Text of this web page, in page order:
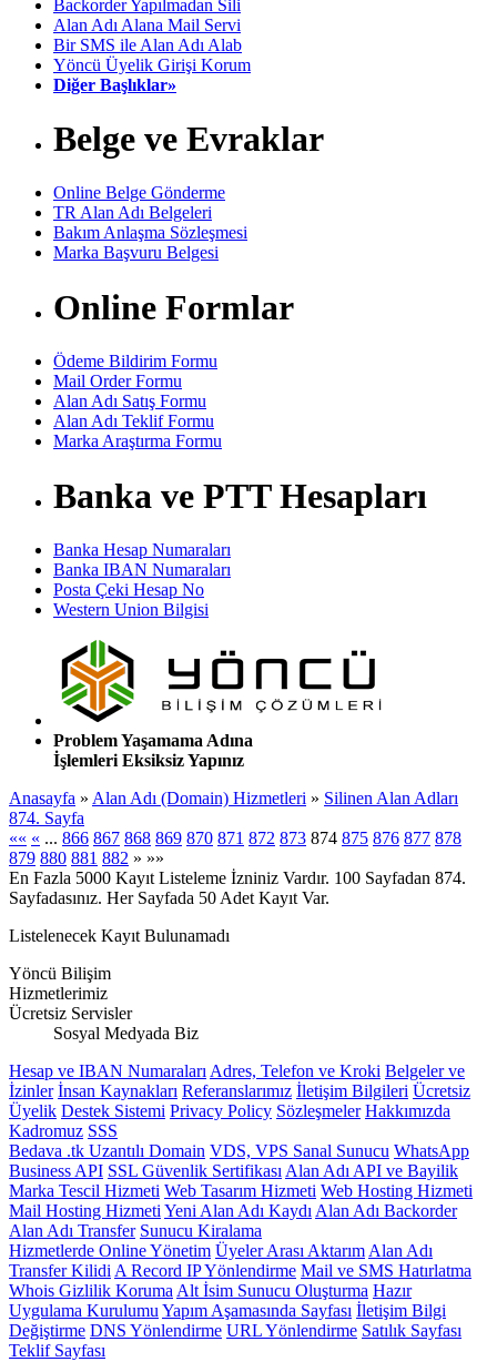
Backorder Yapılmadan Sili
Alan Adı Alana Mail Servi
Bir SMS ile Alan Adı Alab
Yöncü Üyelik Girişi Korum
Diğer Başlıklar»
Belge ve Evraklar
Online Belge Gönderme
TR Alan Adı Belgeleri
Bakım Anlaşma Sözleşmesi
Marka Başvuru Belgesi
Online Formlar
Ödeme Bildirim Formu
Mail Order Formu
Alan Adı Satış Formu
Alan Adı Teklif Formu
Marka Araştırma Formu
Banka ve PTT Hesapları
Banka Hesap Numaraları
Banka IBAN Numaraları
Posta Çeki Hesap No
Western Union Bilgisi
Problem Yaşamama Adına
İşlemleri Eksiksiz Yapınız
Anasayfa » Alan Adı (Domain) Hizmetleri » Silinen Alan Adları
874. Sayfa
«« « ... 866 867 868 869 870 871 872 873 874 875 876 877 878
879 880 881 882 » »»
En Fazla 5000 Kayıt Listeleme İzniniz Vardır. 100 Sayfadan 874.
Sayfadasınız. Her Sayfada 50 Adet Kayıt Var.
Listelenecek Kayıt Bulunamadı
Yöncü Bilişim
Hizmetlerimiz
Ücretsiz Servisler
Sosyal Medyada Biz
Hesap ve IBAN Numaraları Adres, Telefon ve Kroki Belgeler ve
İzinler İnsan Kaynakları Referanslarımız İletişim Bilgileri Ücretsiz
Üyelik Destek Sistemi Privacy Policy Sözleşmeler Hakkımızda
Kadromuz SSS
Bedava .tk Uzantılı Domain VDS, VPS Sanal Sunucu WhatsApp
Business API SSL Güvenlik Sertifikası Alan Adı API ve Bayilik
Marka Tescil Hizmeti Web Tasarım Hizmeti Web Hosting Hizmeti
Mail Hosting Hizmeti Yeni Alan Adı Kaydı Alan Adı Backorder
Alan Adı Transfer Sunucu Kiralama
Hizmetlerde Online Yönetim Üyeler Arası Aktarım Alan Adı
Transfer Kilidi A Record IP Yönlendirme Mail ve SMS Hatırlatma
Whois Gizlilik Koruma Alt İsim Sunucu Oluşturma Hazır
Uygulama Kurulumu Yapım Aşamasında Sayfası İletişim Bilgi
Değiştirme DNS Yönlendirme URL Yönlendirme Satılık Sayfası
Teklif Sayfası